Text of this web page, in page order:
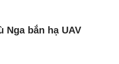
Nga bắn hạ UAV